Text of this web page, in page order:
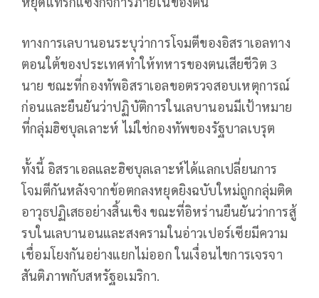
ทางการเลบานอนระบุว่าการโจมตีของอิสราเอลทาง
ตอนใต้ของประเทศทำให้ทหารของตนเสียชีวิต 3
นาย ชณะที่กองทัพอิสราเอลขอตรวจสอบเหตุการณ์
ก่อนและยืนยันว่าปฏิบัติการในเลบานอนมีเป้าหมาย
ที่กลุ่มฮิซบุลเลาะห์ ไม่ใช่กองทัพของรัฐบาลเบรุต
ทั้งนี้ อิสราเอลและฮิซบุลเลาะห์ได้แลกเปลี่ยนการ
โจมตีกันหลังจากข้อตกลงหยุดยิงฉบับใหม่ถูกกลุ่มติด
อาวุธปฏิเสธอย่างสิ้นเชิง ขณะที่อิหร่านยืนยันว่าการสู้
รบในเลบานอนและสงครามในอ่าวเปอร์เซียมีความ
เชื่อมโยงกันอย่างแยกไม่ออก ในเงื่อนไขการเจรจา
สันติภาพกับสหรัฐอเมริกา.